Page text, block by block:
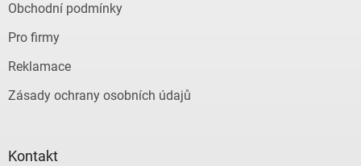
Obchodní podmínky
Pro firmy
Reklamace
Zásady ochrany osobních údajů
Kontakt